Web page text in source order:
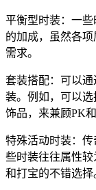
平衡型时装：一
的加成，虽然各
需求。
套装搭配：可以
装。例如，可以
饰品，来兼顾PK
特殊活动时装：
些时装往往属性
和打宝的不错选择